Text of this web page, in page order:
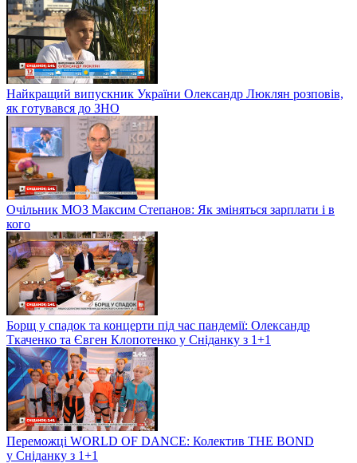
Найкращий випускник України Олександр Люклян розповів,
як готувався до ЗНО
Очільник МОЗ Максим Степанов: Як зміняться зарплати і в
кого
Борщ у спадок та концерти під час пандемії: Олександр
Ткаченко та Євген Клопотенко у Сніданку з 1+1
Переможці WORLD OF DANCE: Колектив THE BOND
у Сніданку з 1+1